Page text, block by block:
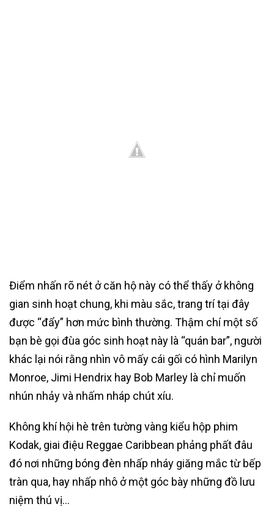
Điểm nhấn rõ nét ở căn hộ này có thể thấy ở không
gian sinh hoạt chung, khi màu sắc, trang trí tại đây
được “đẩy” hơn mức bình thường. Thậm chí một số
bạn bè gọi đùa góc sinh hoạt này là “quán bar”, người
khác lại nói rằng nhìn vô mấy cái gối có hình Marilyn
Monroe, Jimi Hendrix hay Bob Marley là chỉ muốn
nhún nhảy và nhấm nháp chút xíu.
Không khí hội hè trên tường vàng kiểu hộp phim
Kodak, giai điệu Reggae Caribbean phảng phất đâu
đó nơi những bóng đèn nhấp nháy giăng mắc từ bếp
tràn qua, hay nhấp nhô ở một góc bày những đồ lưu
niệm thú vị…